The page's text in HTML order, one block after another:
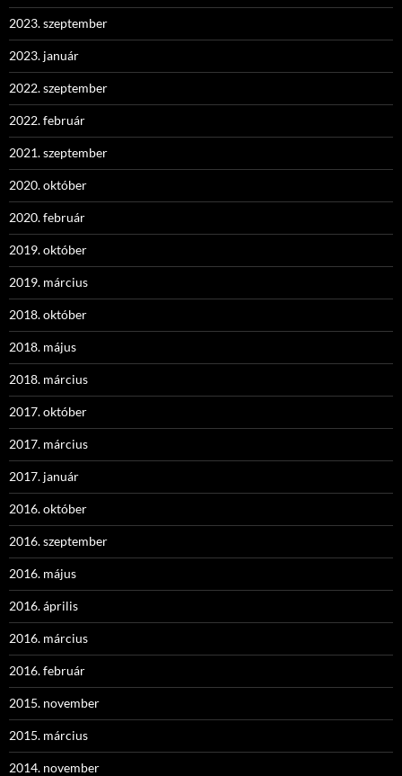
2023. szeptember
2023. január
2022. szeptember
2022. február
2021. szeptember
2020. október
2020. február
2019. október
2019. március
2018. október
2018. május
2018. március
2017. október
2017. március
2017. január
2016. október
2016. szeptember
2016. május
2016. április
2016. március
2016. február
2015. november
2015. március
2014. november